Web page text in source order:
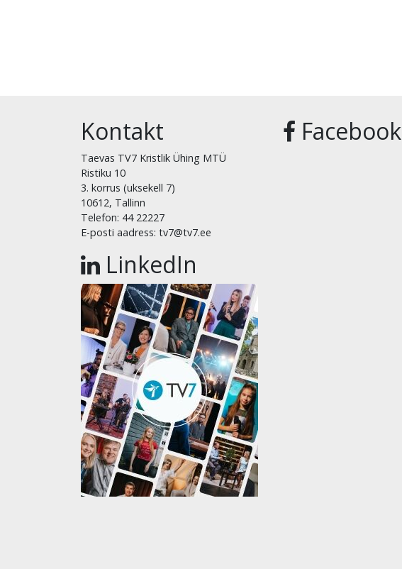
Kontakt
Taevas TV7 Kristlik Ühing MTÜ
Ristiku 10
3. korrus (uksekell 7)
10612, Tallinn
Telefon: 44 22227
E-posti aadress: tv7@tv7.ee
LinkedIn
Facebook